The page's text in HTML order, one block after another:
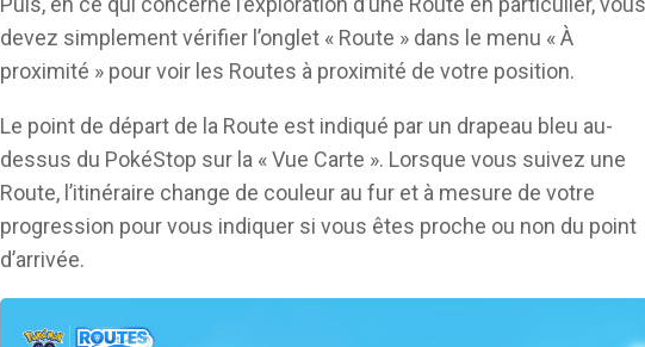
devez simplement vérifier l’onglet « Route » dans le menu « À
proximité » pour voir les Routes à proximité de votre position.
Le point de départ de la Route est indiqué par un drapeau bleu au-
dessus du PokéStop sur la « Vue Carte ». Lorsque vous suivez une
Route, l’itinéraire change de couleur au fur et à mesure de votre
progression pour vous indiquer si vous êtes proche ou non du point
d’arrivée.